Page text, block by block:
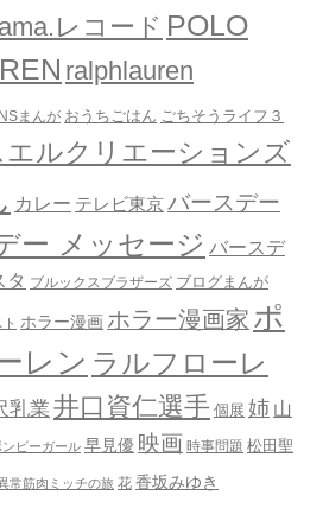
レコード POLO
ralphlauren
まんが おうちごはん ごちそうライフ３
エルクリエーションズ
カレー テレビ東京バースデー
ー メッセージ バースデ
タ ブルックスブラザーズ ブログまんが
ホラー漫画 ホラー漫画家 ポ
レン ラルフローレ
乳業 井口資仁選手 個展 姉 山
ビーガール 早見優 映画 時事問題 松田聖
常筋肉ミッチの旅 花 香坂みゆき